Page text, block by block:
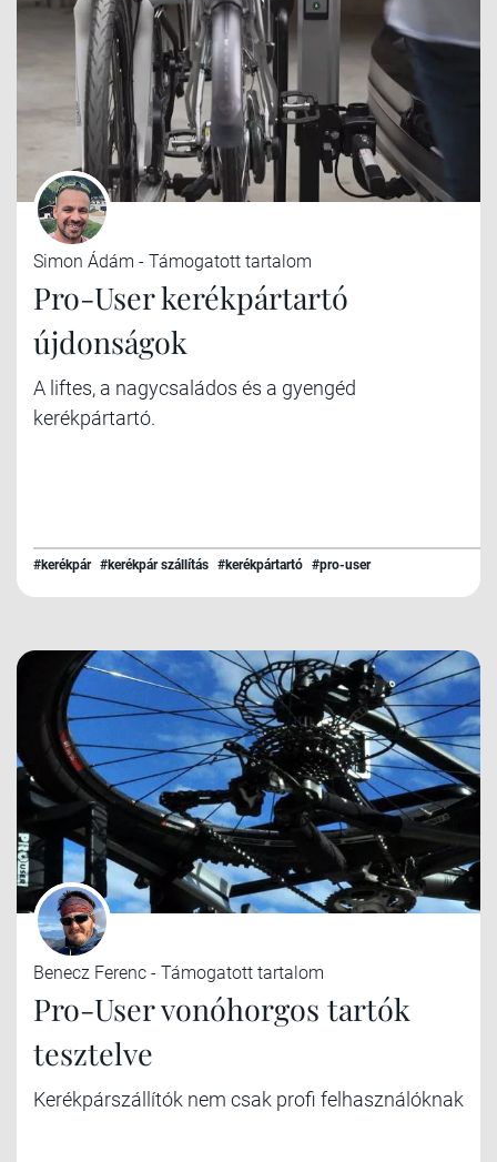
Simon Ádám - Támogatott tartalom
Pro-User kerékpártartó
újdonságok
A liftes, a nagycsaládos és a gyengéd
kerékpártartó.
#kerékpár #kerékpár szállítás #kerékpártartó #pro-user
Benecz Ferenc - Támogatott tartalom
Pro-User vonóhorgos tartók
tesztelve
Kerékpárszállítók nem csak profi felhasználóknak